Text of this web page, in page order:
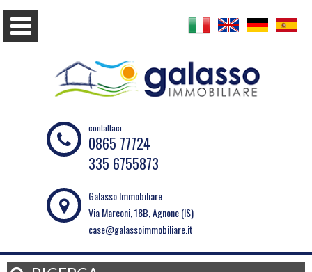
contattaci
0865 77724
335 6755873
Galasso Immobiliare
Via Marconi, 18B, Agnone (IS)
case@galassoimmobiliare.it